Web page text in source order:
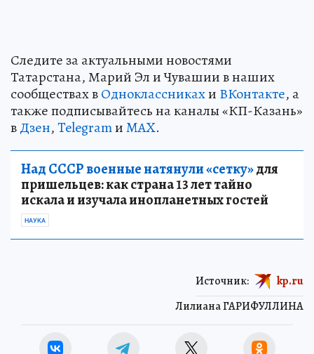
Следите за актуальными новостями
Татарстана, Марий Эл и Чувашии в наших
сообществах вОдноклассникахи ВКонтакте, а
также подписывайтесь на каналы «КП-Казань»
вДзен,TelegramиMAX.
Над СССР военные натянули «сетку»для
пришельцев: как страна 13 лет тайно
искала и изучала инопланетных гостей
НАУКА
Лилиана ГАРИФУЛЛИНА
Источник: kp.ru